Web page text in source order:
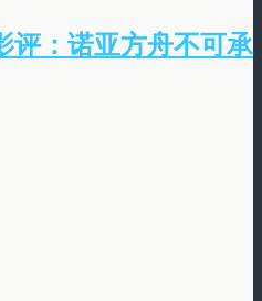
评：诺亚方舟不可承